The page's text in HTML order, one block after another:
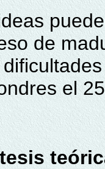
de
el